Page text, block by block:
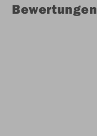
Bewertungen